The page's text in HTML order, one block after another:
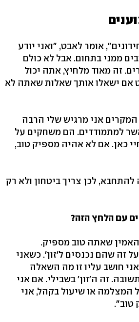
אומר לאבט, "ואני יודע
ממני בתחום. אבל לא כולם
זה מאוד מלחיץ, אתה יכול
אם ישאלו אותך שאלות שאתה לא
אני מרגיש שלי הרבה
למתמודדים. הם משחקים על
כאן. אם לא אהיה מספיק טוב,
לכן צריך ביטחון ולא רק
עם הלחץ הזה?
שאתה טוב מספיק.
זה שהם נכנסים ל'זון'. כשאני
חושב עליו זו מה השאלה
זה ה'זון' בשבילי. אם אני
המצלמה או שיעול בקהל, אני
טוב".